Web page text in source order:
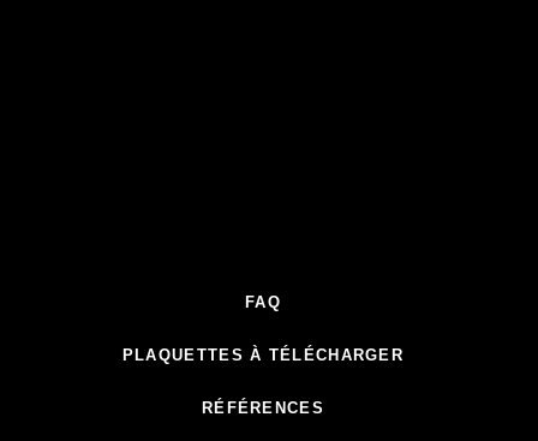
FAQ
PLAQUETTES À TÉLÉCHARGER
RÉFÉRENCES